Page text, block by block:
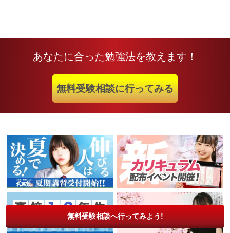
あなたに合った勉強法を教えます！
無料受験相談に行ってみる
無料受験相談へ行ってみよう!